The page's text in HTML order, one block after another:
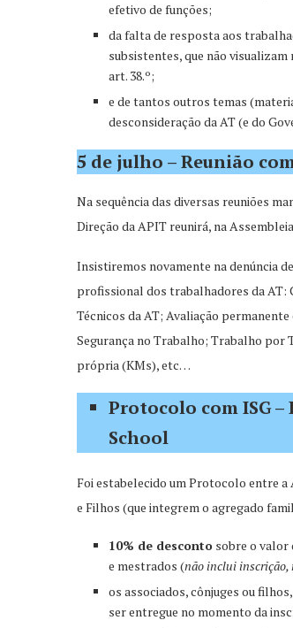
efetivo de funções;
da falta de resposta aos
subsistentes, que não
art. 38.º;
e de tantos outros temas
desconsideração da AT (e do
5 de julho – Reunião
Na sequência das diversas reuniões
Direção da APIT reunirá, na
Insistiremos novamente na denúncia
profissional dos trabalhadores da AT:
Técnicos da AT; Avaliação
Segurança no Trabalho; Trabalho por
própria (KMs), etc…
Protocolo com ISG
School
Foi estabelecido um Protocolo entre a
e Filhos (que integrem o agregado
10% de desconto sobre o valor
e mestrados (não inclui inscrição,
os associados, cônjuges ou
ser entregue no momento da